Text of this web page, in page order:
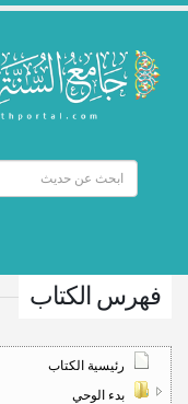
فهرس الكتاب
رئيسية الكتاب
بدء الوحي